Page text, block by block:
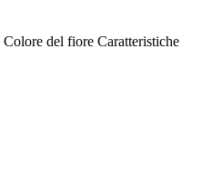
Colore del fiore Caratteristiche